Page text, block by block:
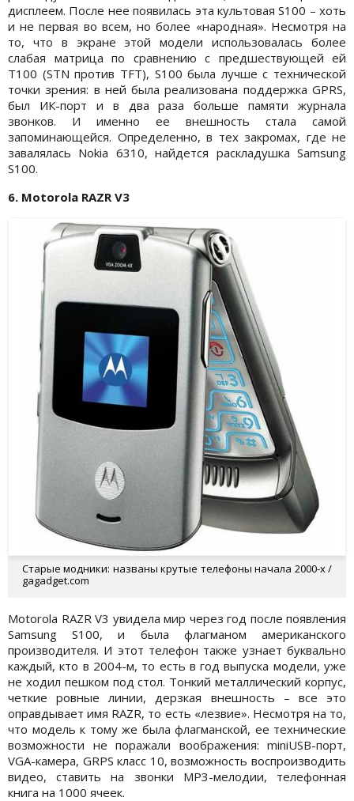
дисплеем. После нее появилась эта культовая S100 – хоть
и не первая во всем, но более «народная». Несмотря на
то, что в экране этой модели использовалась более
слабая матрица по сравнению с предшествующей ей
T100 (STN против TFT), S100 была лучше с технической
точки зрения: в ней была реализована поддержка GPRS,
был ИК-порт и в два раза больше памяти журнала
звонков. И именно ее внешность стала самой
запоминающейся. Определенно, в тех закромах, где не
завалялась Nokia 6310, найдется раскладушка Samsung
S100.
6. Motorola RAZR V3
Старые модники: названы крутые телефоны начала 2000-х /
gagadget.com
Motorola RAZR V3 увидела мир через год после появления
Samsung S100, и была флагманом американского
производителя. И этот телефон также узнает буквально
каждый, кто в 2004-м, то есть в год выпуска модели, уже
не ходил пешком под стол. Тонкий металлический корпус,
четкие ровные линии, дерзкая внешность – все это
оправдывает имя RAZR, то есть «лезвие». Несмотря на то,
что модель к тому же была флагманской, ее технические
возможности не поражали воображения: miniUSB-порт,
VGA-камера, GRPS класс 10, возможность воспроизводить
видео, ставить на звонки MP3-мелодии, телефонная
книга на 1000 ячеек.